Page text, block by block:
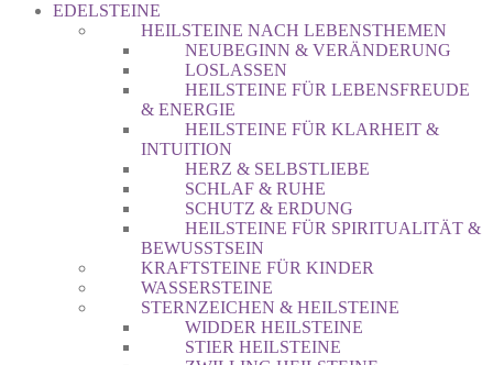
EDELSTEINE
HEILSTEINE NACH LEBENSTHEMEN
NEUBEGINN & VERÄNDERUNG
LOSLASSEN
HEILSTEINE FÜR LEBENSFREUDE
& ENERGIE
HEILSTEINE FÜR KLARHEIT &
INTUITION
HERZ & SELBSTLIEBE
SCHLAF & RUHE
SCHUTZ & ERDUNG
HEILSTEINE FÜR SPIRITUALITÄT &
BEWUSSTSEIN
KRAFTSTEINE FÜR KINDER
WASSERSTEINE
STERNZEICHEN & HEILSTEINE
WIDDER HEILSTEINE
STIER HEILSTEINE